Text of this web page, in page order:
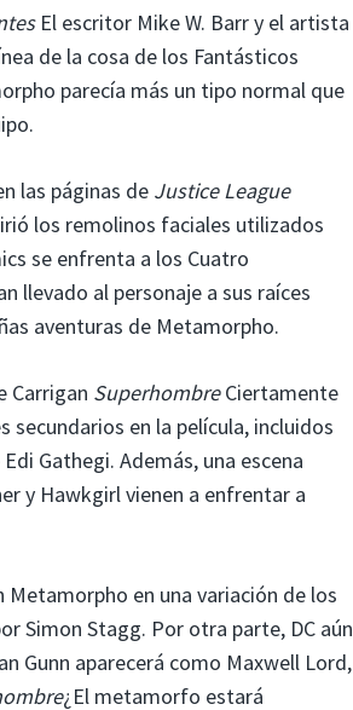
El escritor Mike W. Barr y el artista
de la cosa de los Fantásticos
parecía más un tipo normal que
las páginas de Justice League
los remolinos faciales utilizados
se enfrenta a los Cuatro
llevado al personaje a sus raíces
aventuras de Metamorpho.
Carrigan SuperhombreCiertamente
secundarios en la película, incluidos
Gathegi. Además, una escena
y Hawkgirl vienen a enfrentar a
Metamorpho en una variación de los
Simon Stagg. Por otra parte, DC aún
Gunn aparecerá como Maxwell Lord,
¿El metamorfo estará